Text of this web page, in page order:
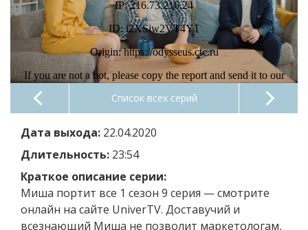
Список всех серий
Дата выхода: 22.04.2020
Длительность: 23:54
Краткое описание серии:
Миша портит все 1 сезон 9 серия — смотрите
онлайн на сайте UniverTV. Доставучий и
всезнающий Миша не позволит маркетологам,